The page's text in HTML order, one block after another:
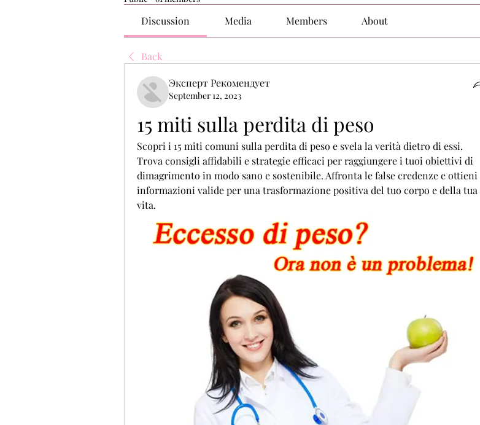
Discussion Media Members About
Back
Эксперт Рекомендует
September 12, 2023
15 miti sulla perdita di peso
Scopri i 15 miti comuni sulla perdita di peso e svela la verità dietro di essi.
Trova consigli affidabili e strategie efficaci per raggiungere i tuoi obiettivi di
dimagrimento in modo sano e sostenibile. Affronta le false credenze e ottieni
informazioni valide per una trasformazione positiva del tuo corpo e della tua
vita.